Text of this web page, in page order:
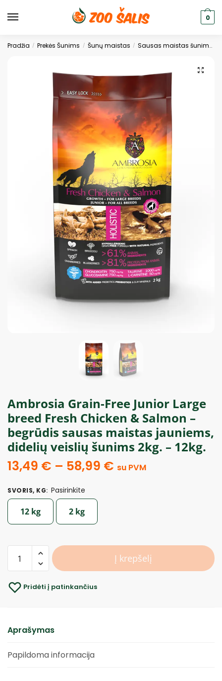
0
Pradžia / Prekės Šunims / Šunų maistas / Sausas maistas šunims
Ambrosia Grain-Free Junior Large
breed Fresh Chicken & Salmon –
begrūdis sausas maistas jauniems,
didelių veislių šunims 2kg. – 12kg.
13,49 € – 58,99 € su PVM
SVORIS, KG: Pasirinkite
12 kg 2 kg
Į krepšelį
Pridėti į patinkančius
Aprašymas
Papildoma informacija